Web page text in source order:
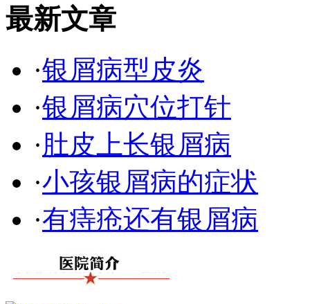
最新文章
·银屑病型皮炎
·银屑病穴位打针
·肚皮上长银屑病
·小孩银屑病的症状
·有痔疮还有银屑病